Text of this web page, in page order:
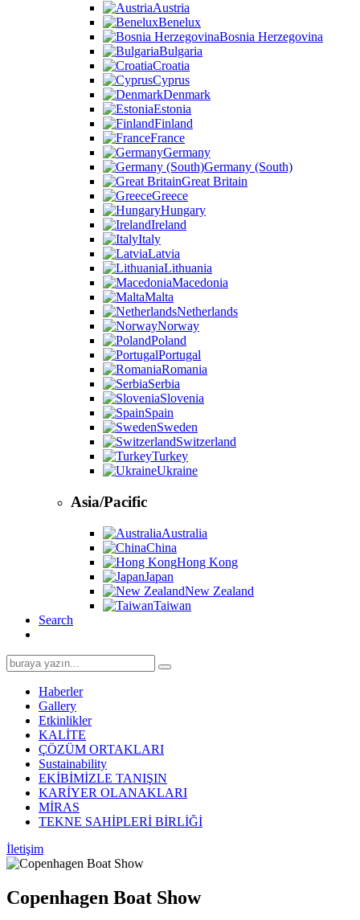
Austria
Benelux
Bosnia Herzegovina
Bulgaria
Croatia
Cyprus
Denmark
Estonia
Finland
France
Germany
Germany (South)
Great Britain
Greece
Hungary
Ireland
Italy
Latvia
Lithuania
Macedonia
Malta
Netherlands
Norway
Poland
Portugal
Romania
Serbia
Slovenia
Spain
Sweden
Switzerland
Turkey
Ukraine
Asia/Pacific
Australia
China
Hong Kong
Japan
New Zealand
Taiwan
Search
Search
for:
Haberler
Gallery
Etkinlikler
KALİTE
ÇÖZÜM ORTAKLARI
Sustainability
EKİBİMİZLE TANIŞIN
KARİYER OLANAKLARI
MİRAS
TEKNE SAHİPLERİ BİRLİĞİ
İletişim
Copenhagen Boat Show